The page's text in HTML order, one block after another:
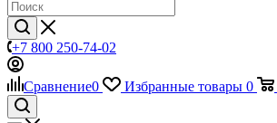
+7 800 250-74-02
Сравнение0 Избранные товары 0